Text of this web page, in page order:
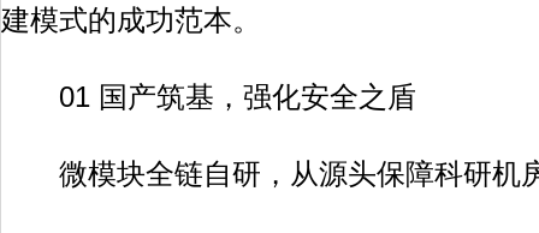
建模式的成功范本。
01 国产筑基，强化安全之盾
微模块全链自研，从源头保障科研机